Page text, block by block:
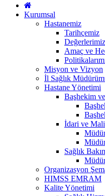
Kurumsal
Hastanemiz
Tarihçemiz
Değerlerimiz
Amaç ve
Misyon ve Vizyon
İl Sağlık
Hastane Yönetimi
Başhekim ve
İdari ve
Müdür
Sağlık
Organizasyon
HIMSS EMRAM
Kalite Yönetimi